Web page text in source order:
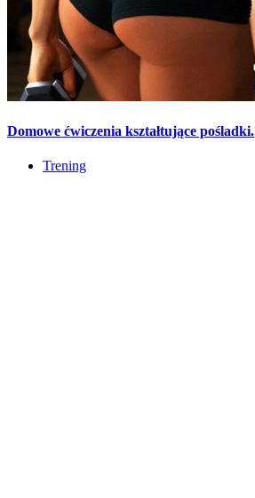
Domowe ćwiczenia kształtujące pośladki.
Trening